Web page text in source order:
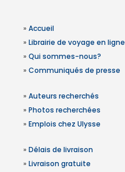
» Accueil
» Librairie de voyage en ligne
» Qui sommes-nous?
» Communiqués de presse
» Auteurs recherchés
» Photos recherchées
» Emplois chez Ulysse
» Délais de livraison
» Livraison gratuite